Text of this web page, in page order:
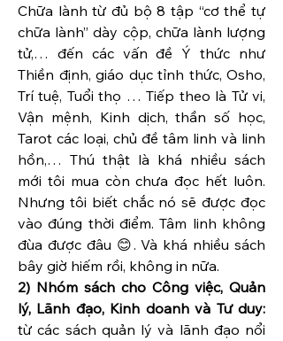
Chữa lành từ đủ bộ 8 tập “cơ thể tự
chữa lành” dày cộp, chữa lành lượng
tử,… đến các vấn đề Ý thức như
Thiền định, giáo dục tỉnh thức, Osho,
Trí tuệ, Tuổi thọ … Tiếp theo là Tử vi,
Vận mệnh, Kinh dịch, thần số học,
Tarot các loại, chủ đề tâm linh và linh
hồn,… Thú thật là khá nhiều sách
mới tôi mua còn chưa đọc hết luôn.
Nhưng tôi biết chắc nó sẽ được đọc
vào đúng thời điểm. Tâm linh không
đùa được đâu 😊. Và khá nhiều sách
bây giờ hiếm rồi, không in nữa.
2) Nhóm sách cho Công việc, Quản
lý, Lãnh đạo, Kinh doanh và Tư duy:
từ các sách quản lý và lãnh đạo nổi